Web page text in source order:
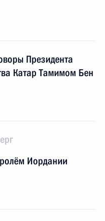
Президента
Катар Тамимом Бен
Иордании